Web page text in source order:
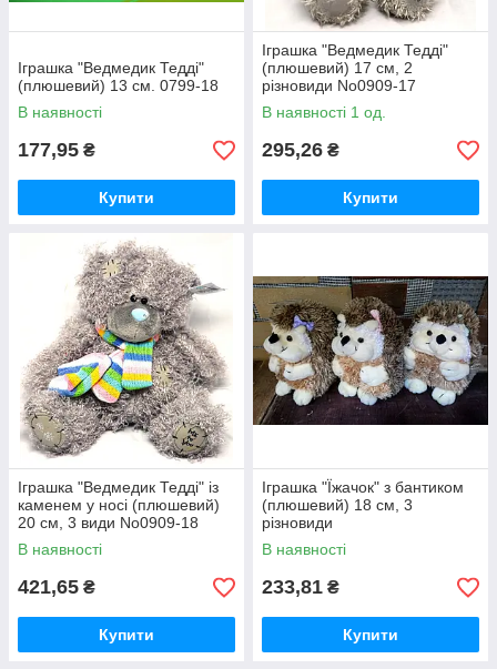
Іграшка "Ведмедик Тедді"
(плюшевий) 13 см. 0799-18
В наявності
177,95 ₴
Купити
Іграшка "Ведмедик Тедді"
(плюшевий) 17 см, 2
різновиди No0909-17
В наявності 1 од.
295,26 ₴
Купити
Іграшка "Ведмедик Тедді" із
каменем у носі (плюшевий)
20 см, 3 види No0909-18
В наявності
421,65 ₴
Купити
Іграшка "Їжачок" з бантиком
(плюшевий) 18 см, 3
різновиди
В наявності
233,81 ₴
Купити